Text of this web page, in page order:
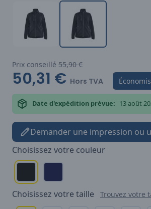
Prix conseillé 55,90 €
50,31 € Hors TVA
Date d'expédition prévue: 13 août
Demander une impression ou
Choisissez votre couleur
Choisissez votre taille Trouvez votre